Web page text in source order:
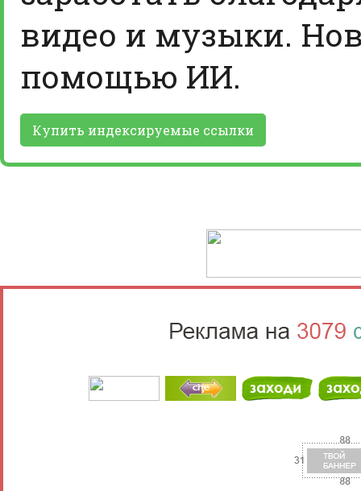
видео и музыки.
помощью ИИ.
Купить индексируемые ссылки